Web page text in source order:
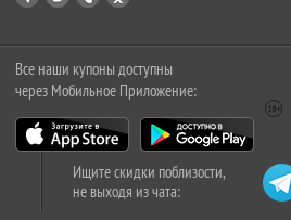
Все наши купоны доступны
через Мобильное Приложение:
Ищите скидки поблизости,
не выходя из чата: